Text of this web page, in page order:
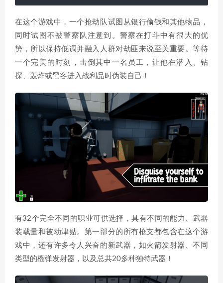
在这个游戏中，一个抢劫队试图从银行偷钱和其他物品，
同时试图不被警察队注意到。警察在打斗中有很大的优
势，所以保持低调并融入人群对劫匪来说至关重要。等待
一个完美的时刻，击倒其中一名员工，让他在潜入、钻
探、轰炸或黑客进入战利品时伪装自己！
有32个完全不同的职业可供选择，具有不同的能力、武器
装载量和被动津贴。第一部分的所有枪支都包含在这个游
戏中，还有许多令人兴奋的新武器，如火箭发射器、不同
类型的榴弹发射器，以及总共20多种独特武器！